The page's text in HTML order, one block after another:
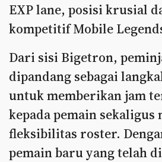
EXP lane, posisi krusial
kompetitif Mobile
Dari sisi Bigetron,
dipandang sebagai
untuk memberikan jam
kepada pemain sekaligus
fleksibilitas roster.
pemain baru yang telah